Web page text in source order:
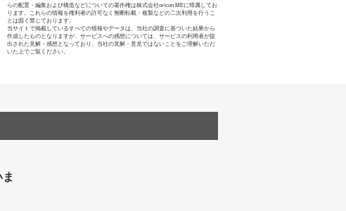
らの配置・編集および構造などについての著作権は株式会社oricon MEに帰属してお
ります。これらの情報を権利者の許可なく無断転載・複製などの二次利用を行うこ
とは固く禁じております。
当サイトで掲載しているすべての情報やデータは、当社の調査に基づいた結果から
作成したものとなりますが、サービスへの感想については、サービスの利用者が提
出された見解・感想となっており、当社の見解・意見ではないことをご理解いただ
いた上でご覧ください。